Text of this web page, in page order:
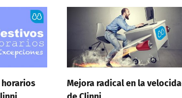
Mejora radical en la velocidad
Clinni